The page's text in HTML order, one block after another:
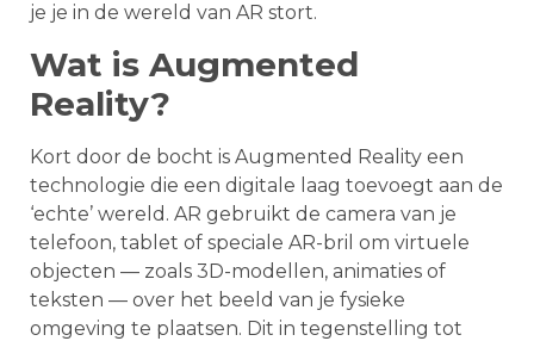
je je in de wereld van AR stort.
Wat is Augmented
Reality?
Kort door de bocht is Augmented Reality een
technologie die een digitale laag toevoegt aan de
‘echte’ wereld. AR gebruikt de camera van je
telefoon, tablet of speciale AR-bril om virtuele
objecten — zoals 3D-modellen, animaties of
teksten — over het beeld van je fysieke
omgeving te plaatsen. Dit in tegenstelling tot